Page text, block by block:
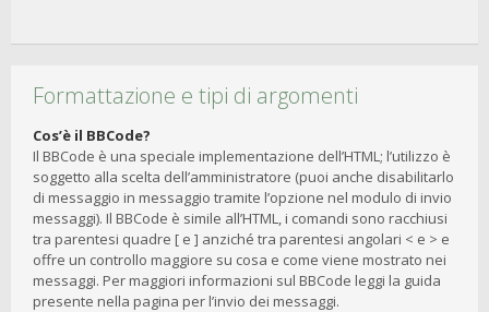
Formattazione e tipi di argomenti
Cos’è il BBCode?
Il BBCode è una speciale implementazione dell’HTML; l’utilizzo è
soggetto alla scelta dell’amministratore (puoi anche disabilitarlo
di messaggio in messaggio tramite l’opzione nel modulo di invio
messaggi). Il BBCode è simile all’HTML, i comandi sono racchiusi
tra parentesi quadre [ e ] anziché tra parentesi angolari < e > e
offre un controllo maggiore su cosa e come viene mostrato nei
messaggi. Per maggiori informazioni sul BBCode leggi la guida
presente nella pagina per l’invio dei messaggi.